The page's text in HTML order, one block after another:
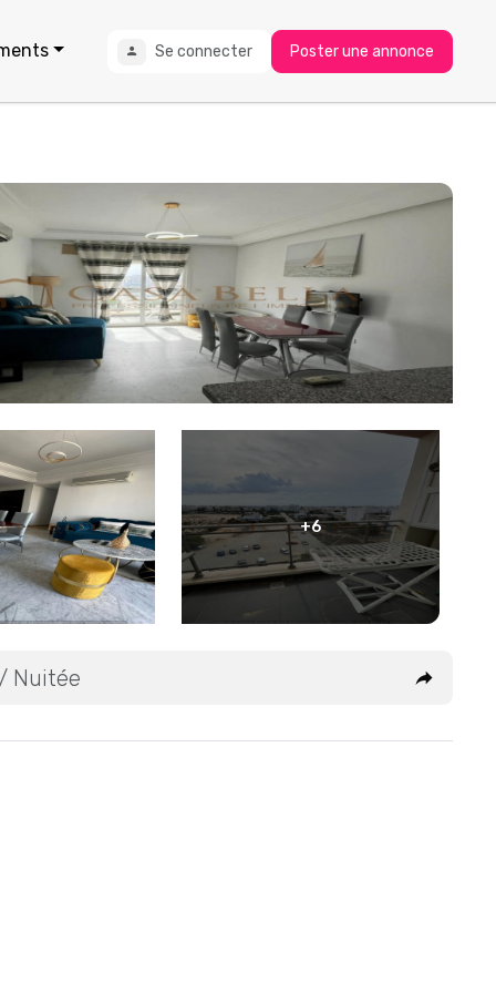
Se connecter Poster une annonce
+6
Nuitée